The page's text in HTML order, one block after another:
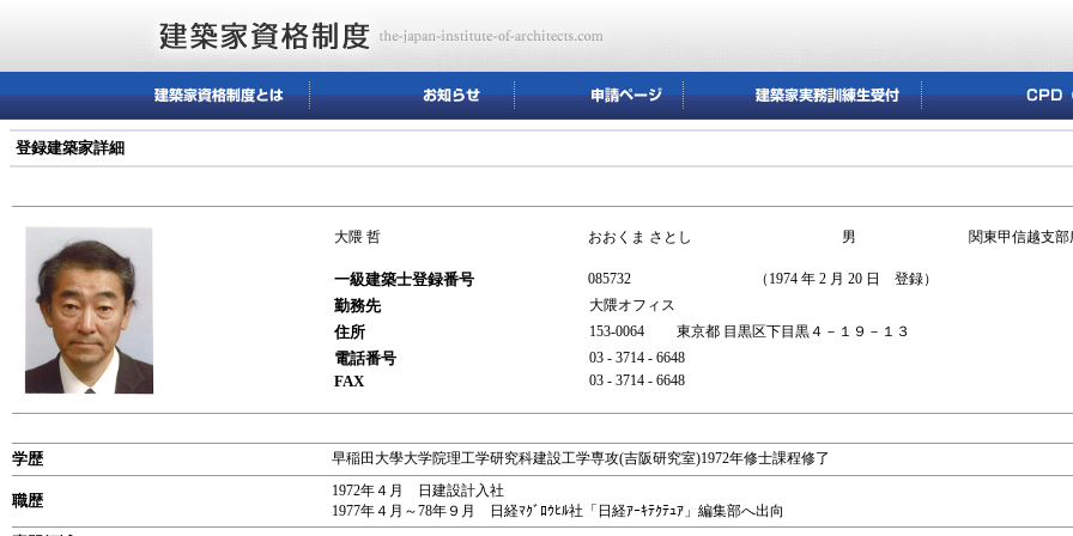
登録建築家詳細
大隈 哲 おおくま さとし 男 関東甲信越支部
一級建築士登録番号 085732 （1974 年 2 月 20 日 登録）
勤務先 大隈オフィス
住所 153-0064 東京都 目黒区下目黒４－１９－１３
電話番号 03 - 3714 - 6648
FAX 03 - 3714 - 6648
学歴 早稲田大學大学院理工学研究科建設工学専攻(吉阪研究室)1972年修士課程修了
職歴
1972年４月 日建設計入社
1977年４月～78年９月 日経ﾏｸﾞﾛｳﾋﾙ社「日経ｱｰｷﾃｸﾃｭｱ」編集部へ出向